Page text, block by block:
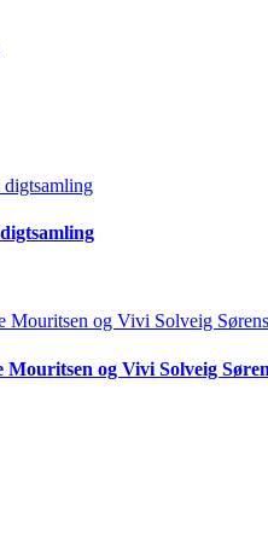
og Vivi Solveig